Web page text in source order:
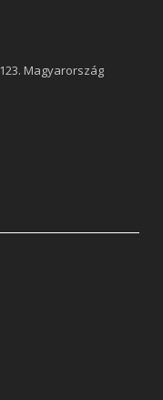
Magyarország